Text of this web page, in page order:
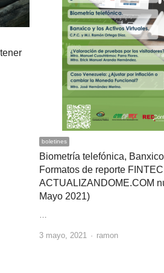
boletines
Biometría telefónica,
Formatos de reporte
ACTUALIZANDOME.COM
Mayo 2021)
…
3 mayo, 2021 Author
ramon